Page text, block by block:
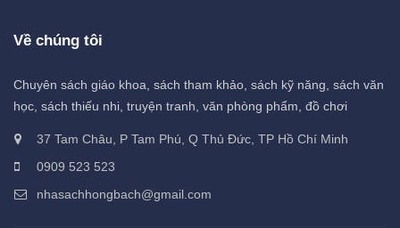
Về chúng tôi
Chuyên sách giáo khoa, sách tham khảo, sách kỹ năng, sách văn
học, sách thiếu nhi, truyện tranh, văn phòng phẩm, đồ chơi
37 Tam Châu, P Tam Phú, Q Thủ Đức, TP Hồ Chí Minh
0909 523 523
nhasachhongbach@gmail.com